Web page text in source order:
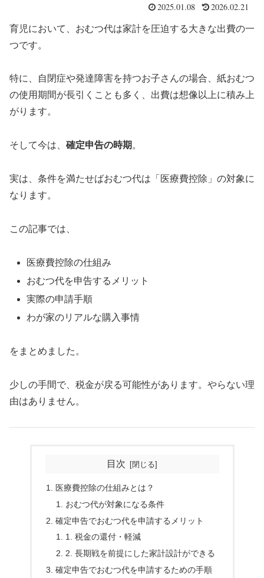
2025.01.08 2026.02.21
育児において、おむつ代は家計を圧迫する大きな出費の一
つです。
特に、自閉症や発達障害を持つお子さんの場合、紙おむつ
の使用期間が長引くことも多く、出費は想像以上に積み上
がります。
そして今は、 確定申告の時期 。
実は、条件を満たせばおむつ代は「医療費控除」の対象に
なります。
この記事では、
医療費控除の仕組み
おむつ代を申告するメリット
実際の申請手順
わが家のリアルな購入事情
をまとめました。
少しの手間で、税金が戻る可能性があります。やらない理
由はありません。
目次
医療費控除の仕組みとは？
おむつ代が対象になる条件
確定申告でおむつ代を申請するメリット
1. 税金の還付・軽減
2. 長期戦を前提にした家計設計ができる
確定申告でおむつ代を申請するための手順